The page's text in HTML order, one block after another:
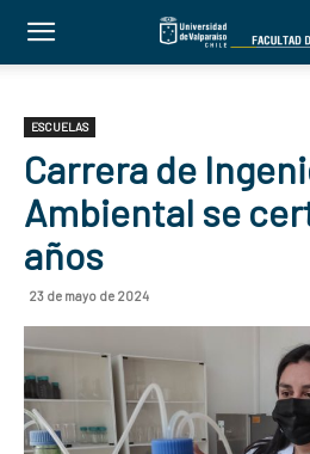
ESCUELAS
Carrera de
Ambiental se
años
23 de mayo de 2024